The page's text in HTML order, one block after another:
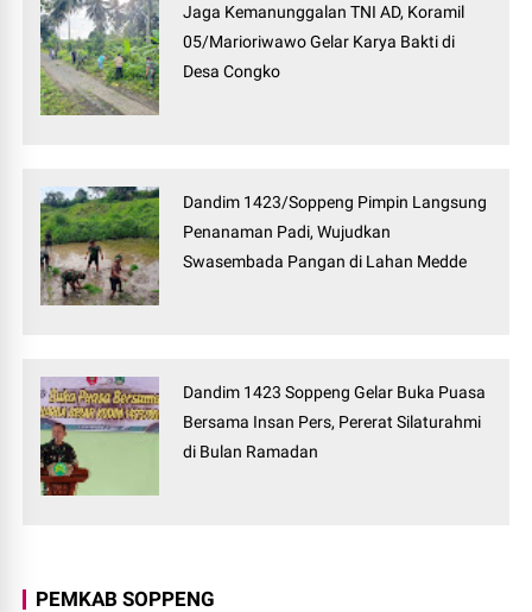
Jaga Kemanunggalan TNI AD, Koramil
05/Marioriwawo Gelar Karya Bakti di
Desa Congko
Dandim 1423/Soppeng Pimpin Langsung
Penanaman Padi, Wujudkan
Swasembada Pangan di Lahan Medde
Dandim 1423 Soppeng Gelar Buka Puasa
Bersama Insan Pers, Pererat Silaturahmi
di Bulan Ramadan
PEMKAB SOPPENG